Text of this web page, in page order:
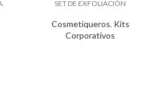
Cosmetiqueros, Kits
Corporativos